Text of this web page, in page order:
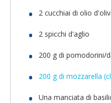
2 cucchiai di olio
2 spicchi d'aglio
200 g di pomodorini/
200 g di mozzarella
Una manciata di